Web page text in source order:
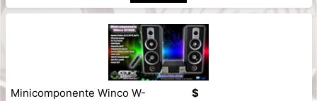
Minicomponente Winco W-
$